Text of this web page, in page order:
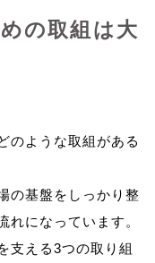
の取組は大
のような取組がある
の基盤をしっかり整
れになっています。
支える3つの取り組